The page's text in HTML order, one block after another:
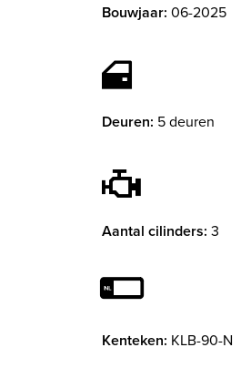
Bouwjaar: 06-2025
Deuren: 5 deuren
Aantal cilinders: 3
Kenteken: KLB-90-N